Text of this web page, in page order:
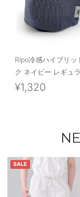
Ripo冷感ハイブリッ
ク ネイビー レギュ
¥1,320
SALE